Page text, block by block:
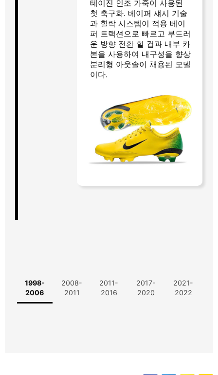
테이진 인조 가죽이 사용된
첫 축구화. 베이퍼 섀시 기술
과 힐락 시스템이 적용 베이
퍼 트랙션으로 빠르고 부드러
운 방향 전환 힐 컵과 내부 카
본을 사용하여 내구성을 향상
분리형 아웃솔이 채용된 모델
이다.
1998-
2006
2008-
2011
2011-
2016
2017-
2020
2021-
2022